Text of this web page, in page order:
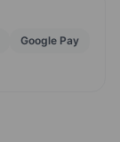
Google Pay